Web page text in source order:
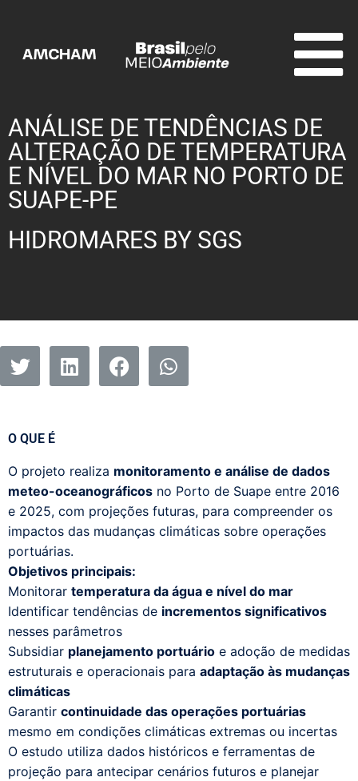
ANÁLISE DE TENDÊNCIAS DE
ALTERAÇÃO DE TEMPERATURA
E NÍVEL DO MAR NO PORTO DE
SUAPE-PE
HIDROMARES BY SGS
O QUE É
O projeto realiza monitoramento e análise de dados
meteo-oceanográficos no Porto de Suape entre 2016
e 2025, com projeções futuras, para compreender os
impactos das mudanças climáticas sobre operações
portuárias.
Objetivos principais:
Monitorar temperatura da água e nível do mar
Identificar tendências de incrementos significativos
nesses parâmetros
Subsidiar planejamento portuário e adoção de medidas
estruturais e operacionais para adaptação às mudanças
climáticas
Garantir continuidade das operações portuárias
mesmo em condições climáticas extremas ou incertas
O estudo utiliza dados históricos e ferramentas de
projeção para antecipar cenários futuros e planejar